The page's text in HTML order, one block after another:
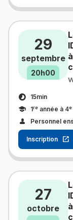
29
septembre
20h00
15min
1re année à 4e
Personnel
Inscription
27
octobre